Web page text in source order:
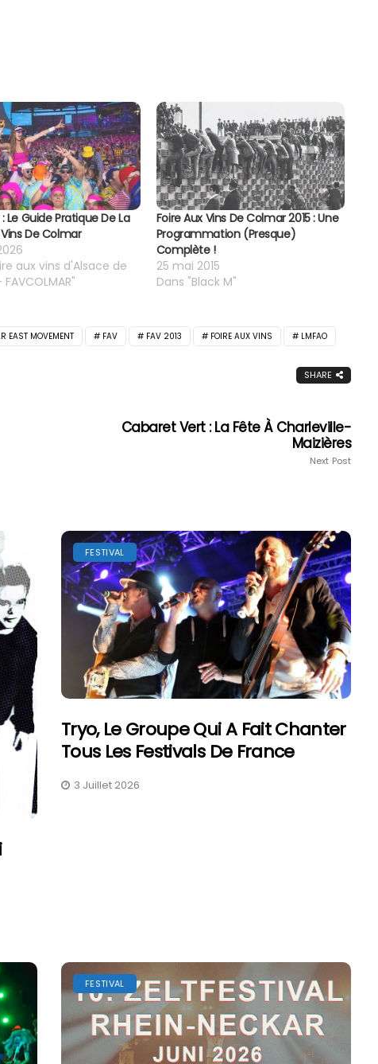
Le Guide Pratique De La
De Colmar
aux vins d'Alsace de
Foire Aux Vins De Colmar 2015 : Une
Programmation (presque)
Complète !
25 mai 2015
Dans "Black M"
EAST MOVEMENT FAV FAV 2013 FOIRE AUX VINS
LMFAO
SHARE
Cabaret Vert : La Fête À Charleville-
Maizières
Next Post
FESTIVAL
Tryo, Le Groupe Qui A Fait Chanter
Tous Les Festivals De France
3 Juillet 2026
FESTIVAL